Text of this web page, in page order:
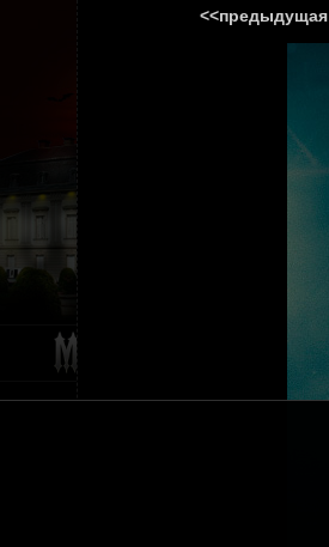
<<предыдущая